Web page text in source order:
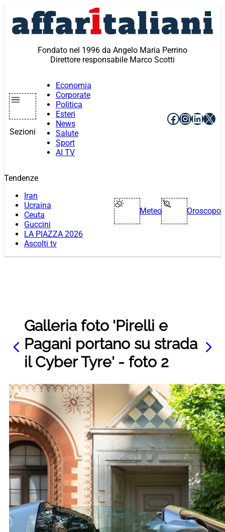
contenuto
Fondato nel 1996 da Angelo Maria Perrino
Direttore responsabile Marco Scotti
Sezioni
Economia
Corporate
Politica
Esteri
News
Salute
Sport
AI TV
Facebook
X
Tendenze
Iran
Ucraina
Ceuta
Guccini
LA PIAZZA 2026
Ascolti tv
Meteo Oroscopo
Galleria foto 'Pirelli e
Pagani portano su strada
il Cyber Tyre' - foto 2